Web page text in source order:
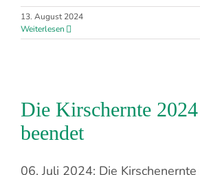
13. August 2024
Weiterlesen
Die Kirschernte
beendet
06. Juli 2024: Die